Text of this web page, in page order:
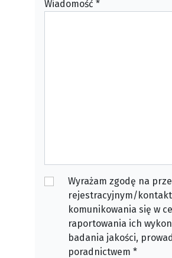
Wiadomość *
Wyrażam zgodę na
rejestracyjnym/
komunikowania się w
raportowania ich
badania jakości,
poradnictwem *